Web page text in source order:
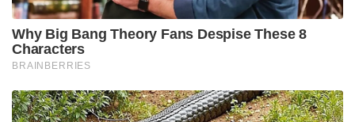
Why Big Bang Theory Fans Despise These 8
Characters
BRAINBERRIES